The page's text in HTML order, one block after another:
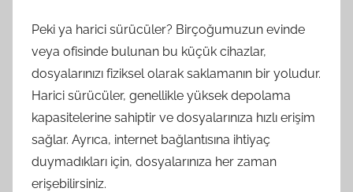
Peki ya harici sürücüler? Birçoğumuzun evinde
veya ofisinde bulunan bu küçük cihazlar,
dosyalarınızı fiziksel olarak saklamanın bir yoludur.
Harici sürücüler, genellikle yüksek depolama
kapasitelerine sahiptir ve dosyalarınıza hızlı erişim
sağlar. Ayrıca, internet bağlantısına ihtiyaç
duymadıkları için, dosyalarınıza her zaman
erişebilirsiniz.